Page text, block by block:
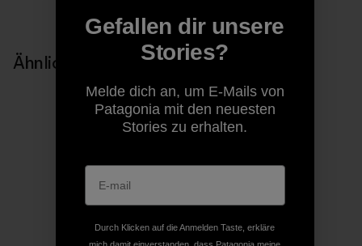
Ähnliche Storys
Gefallen dir unsere
Stories?
Melde dich an, um E-Mails von
Patagonia mit den neuesten
Stories zu erhalten.
Durch Klicken auf die Anmelden Taste, erkläre